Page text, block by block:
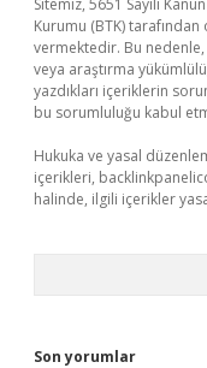
Sitemiz, 5651 Sayılı
Kurumu (BTK) tarafından
vermektedir. Bu
veya araştırma
yazdıkları içeriklerin
bu sorumluluğu kabul
Hukuka ve yasal
içerikleri,
halinde, ilgili içerikler
Son yorumlar